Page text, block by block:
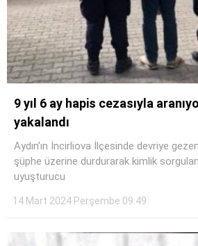
9 yıl 6 ay hapis cezasıyla
yakalandı
Aydın’ın İncirliova İlçesinde devriye
şüphe üzerine durdurarak kimlik
uyuşturucu
14 Mart 2024 Perşembe 09:49